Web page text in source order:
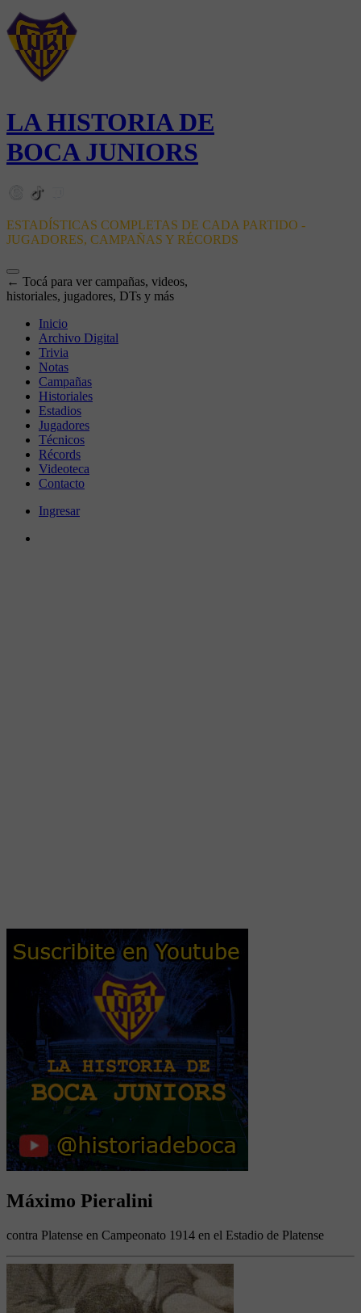
LA HISTORIA DE
BOCA JUNIORS
ESTADÍSTICAS COMPLETAS DE CADA PARTIDO -
JUGADORES, CAMPAÑAS Y RÉCORDS
← Tocá para ver campañas, videos,
historiales, jugadores, DTs y más
Inicio
Archivo Digital
Trivia
Notas
Campañas
Historiales
Estadios
Jugadores
Técnicos
Récords
Videoteca
Contacto
Ingresar
Máximo Pieralini
contra Platense en Campeonato 1914 en el Estadio de Platense